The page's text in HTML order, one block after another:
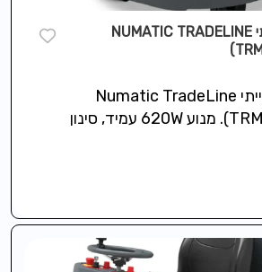
שואב אבק תעשייתי NUMATIC TRADELINE
שואב אבק תעשייתי Numatic TradeLine
TRM240 (M-Class). מנוע 620W עמיד, סינון